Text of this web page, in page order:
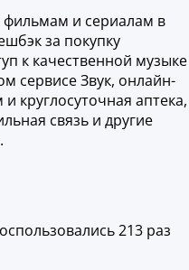
и сериалам в
за покупку
к качественной музыке
сервисе Звук, онлайн-
круглосуточная аптека,
связь и другие
213 раз